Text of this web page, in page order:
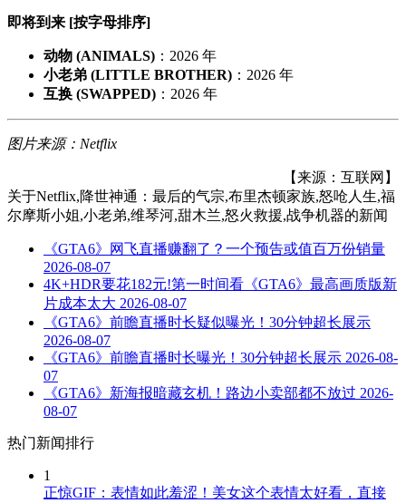
即将到来 [按字母排序]
动物 (ANIMALS) ：2026 年
小老弟 (LITTLE BROTHER) ：2026 年
互换 (SWAPPED) ：2026 年
图片来源：Netflix
【来源：互联网】
关于Netflix,降世神通：最后的气宗,布里杰顿家族,怒呛人生,福
尔摩斯小姐,小老弟,维琴河,甜木兰,怒火救援,战争机器的新闻
《GTA6》网飞直播赚翻了？一个预告或值百万份销量
2026-08-07
4K+HDR要花182元!第一时间看《GTA6》最高画质版新
片成本太大 2026-08-07
《GTA6》前瞻直播时长疑似曝光！30分钟超长展示
2026-08-07
《GTA6》前瞻直播时长曝光！30分钟超长展示 2026-08-
07
《GTA6》新海报暗藏玄机！路边小卖部都不放过 2026-
08-07
热门新闻排行
1
正惊GIF：表情如此羞涩！美女这个表情太好看，直接